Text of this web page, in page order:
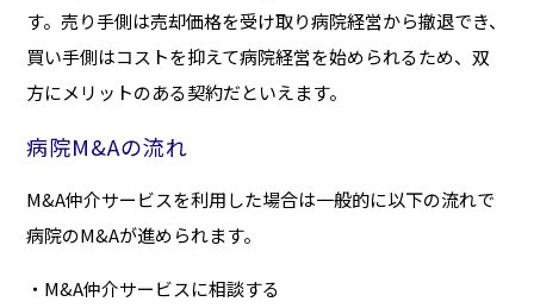
す。売り手側は売却価格を受け取り病院経営から撤退でき、
買い手側はコストを抑えて病院経営を始められるため、双
方にメリットのある契約だといえます。
病院M&Aの流れ
M&A仲介サービスを利用した場合は一般的に以下の流れで
病院のM&Aが進められます。
・M&A仲介サービスに相談する